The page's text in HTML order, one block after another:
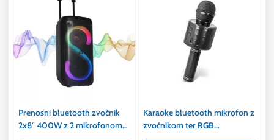
Prenosni bluetooth zvočnik
2x8" 400W z 2 mikrofonoma
Karaoke bluetooth mikrofon z
zvočnikom ter RGB